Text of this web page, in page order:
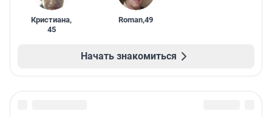
Кристиана,
45
Roman,49
Начать знакомиться